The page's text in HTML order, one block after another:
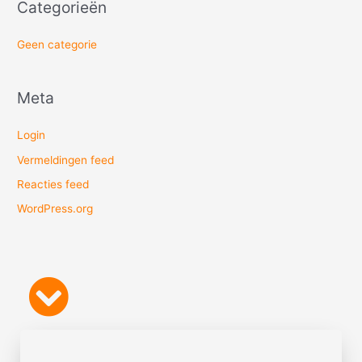
Categorieën
Geen categorie
Meta
Login
Vermeldingen feed
Reacties feed
WordPress.org